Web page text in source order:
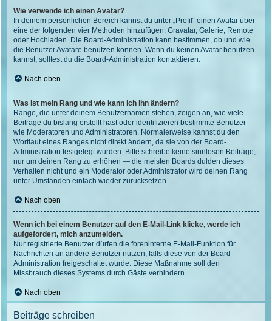
Wie verwende ich einen Avatar?
In deinem persönlichen Bereich kannst du unter „Profil“ einen Avatar über
eine der folgenden vier Methoden hinzufügen: Gravatar, Galerie, Remote
oder Hochladen. Die Board-Administration kann bestimmen, ob und wie
die Benutzer Avatare benutzen können. Wenn du keinen Avatar benutzen
kannst, solltest du die Board-Administration kontaktieren.
Nach oben
Was ist mein Rang und wie kann ich ihn ändern?
Ränge, die unter deinem Benutzernamen stehen, zeigen an, wie viele
Beiträge du bislang erstellt hast oder identifizieren bestimmte Benutzer
wie Moderatoren und Administratoren. Normalerweise kannst du den
Wortlaut eines Ranges nicht direkt ändern, da sie von der Board-
Administration festgelegt wurden. Bitte schreibe keine sinnlosen Beiträge,
nur um deinen Rang zu erhöhen — die meisten Boards dulden dieses
Verhalten nicht und ein Moderator oder Administrator wird deinen Rang
unter Umständen einfach wieder zurücksetzen.
Nach oben
Wenn ich bei einem Benutzer auf den E-Mail-Link klicke, werde ich
aufgefordert, mich anzumelden.
Nur registrierte Benutzer dürfen die foreninterne E-Mail-Funktion für
Nachrichten an andere Benutzer nutzen, falls diese von der Board-
Administration freigeschaltet wurde. Diese Maßnahme soll den
Missbrauch dieses Systems durch Gäste verhindern.
Nach oben
Beiträge schreiben